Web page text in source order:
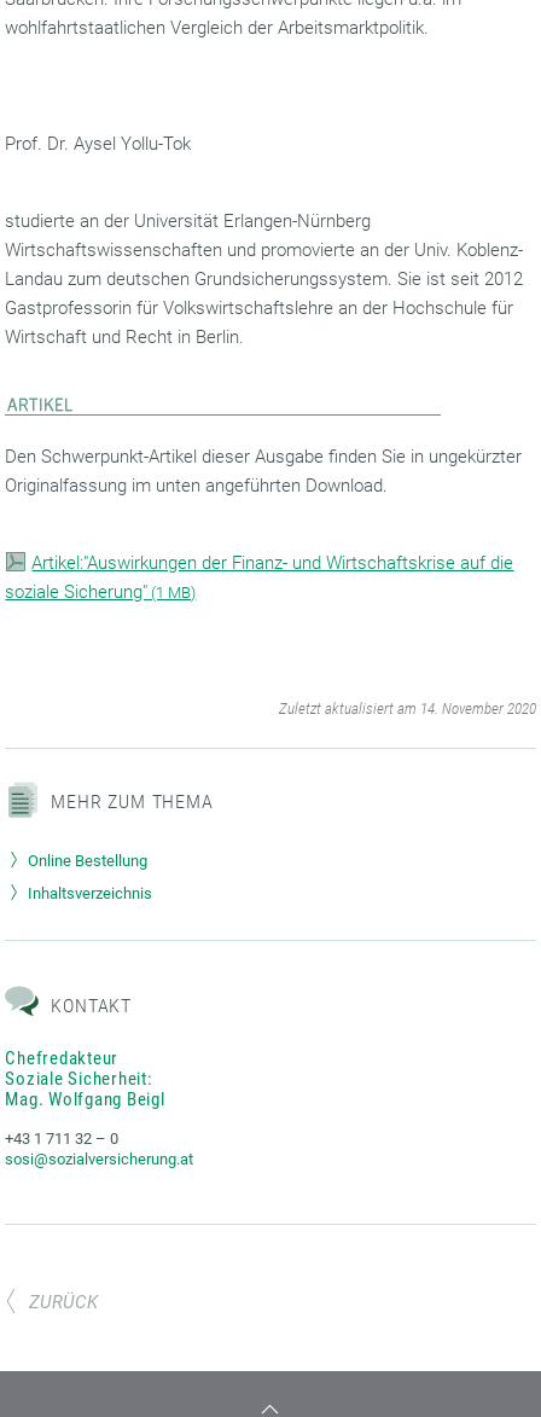
wohlfahrtstaatlichen Vergleich der Arbeitsmarktpolitik.
Prof. Dr. Aysel Yollu-Tok
studierte an der Universität Erlangen-Nürnberg
Wirtschaftswissenschaften und promovierte an der Univ. Koblenz-
Landau zum deutschen Grundsicherungssystem. Sie ist seit 2012
Gastprofessorin für Volkswirtschaftslehre an der Hochschule für
Wirtschaft und Recht in Berlin.
Den Schwerpunkt-Artikel dieser Ausgabe finden Sie in ungekürzter
Originalfassung im unten angeführten Download.
Artikel:"Auswirkungen der Finanz- und Wirtschaftskrise auf die
soziale Sicherung" (1 MB)
Zuletzt aktualisiert am 14. November 2020
MEHR ZUM THEMA
Online Bestellung
Inhaltsverzeichnis
KONTAKT
Chefredakteur
Soziale Sicherheit:
Mag. Wolfgang Beigl
+43 1 711 32 – 0
sosi@sozialversicherung.at
ZURÜCK